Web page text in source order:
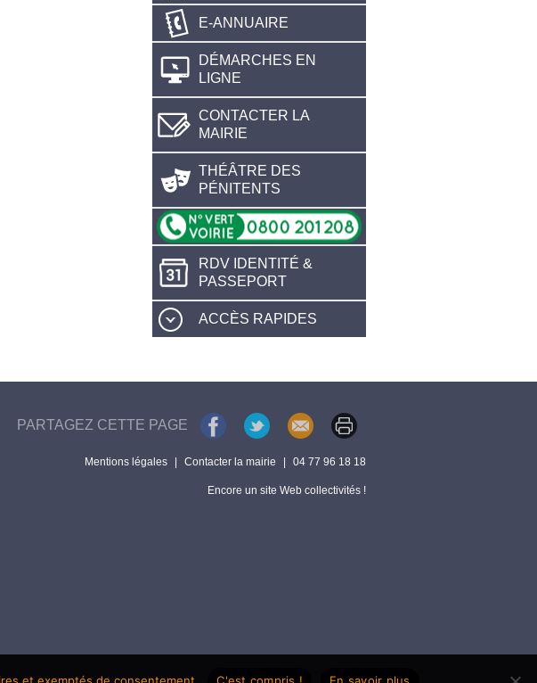
E-ANNUAIRE
DÉMARCHES EN
LIGNE
CONTACTER LA
MAIRIE
THÉÂTRE DES
PÉNITENTS
RDV IDENTITÉ &
PASSEPORT
ACCÈS RAPIDES
PARTAGEZ CETTE PAGE
Mentions légales Contacter la mairie 04 77 96 18 18
Encore un site Web collectivités !